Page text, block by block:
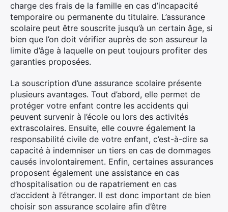
charge des frais de la famille en cas d’incapacité
temporaire ou permanente du titulaire. L’assurance
scolaire peut être souscrite jusqu’à un certain âge, si
bien que l’on doit vérifier auprès de son assureur la
limite d’âge à laquelle on peut toujours profiter des
garanties proposées.
La souscription d’une assurance scolaire présente
plusieurs avantages. Tout d’abord, elle permet de
protéger votre enfant contre les accidents qui
peuvent survenir à l’école ou lors des activités
extrascolaires. Ensuite, elle couvre également la
responsabilité civile de votre enfant, c’est-à-dire sa
capacité à indemniser un tiers en cas de dommages
causés involontairement. Enfin, certaines assurances
proposent également une assistance en cas
d’hospitalisation ou de rapatriement en cas
d’accident à l’étranger. Il est donc important de bien
choisir son assurance scolaire afin d’être